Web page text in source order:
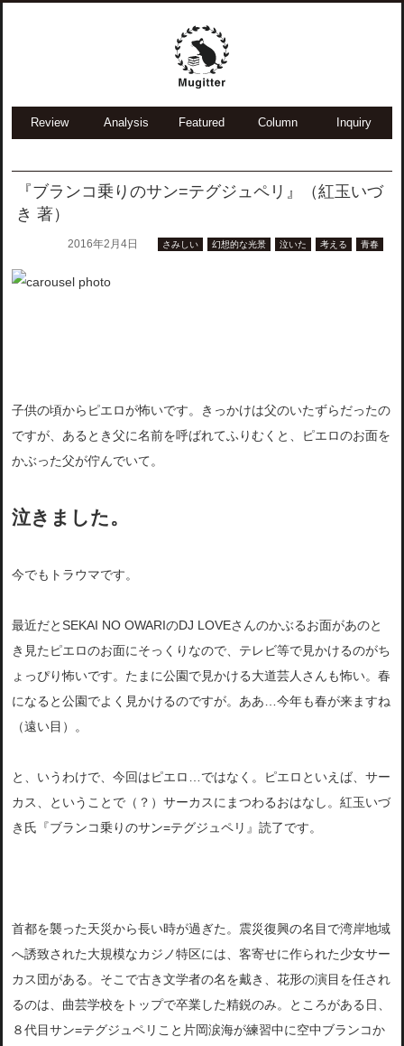
Review Analysis Featured Column Inquiry
『ブランコ乗りのサン=テグジュペリ』（紅玉いづ
き 著）
2016年2月4日 さみしい 幻想的な光景 泣いた 考える 青春
子供の頃からピエロが怖いです。きっかけは父のいたずらだったの
ですが、あるとき父に名前を呼ばれてふりむくと、ピエロのお面を
かぶった父が佇んでいて。
泣きました。
今でもトラウマです。
最近だとSEKAI NO OWARIのDJ LOVEさんのかぶるお面があのと
き見たピエロのお面にそっくりなので、テレビ等で見かけるのがち
ょっぴり怖いです。たまに公園で見かける大道芸人さんも怖い。春
になると公園でよく見かけるのですが。ああ…今年も春が来ますね
（遠い目）。
と、いうわけで、今回はピエロ…ではなく。ピエロといえば、サー
カス、ということで（？）サーカスにまつわるおはなし。紅玉いづ
き氏『ブランコ乗りのサン=テグジュペリ』読了です。
首都を襲った天災から長い時が過ぎた。震災復興の名目で湾岸地域
へ誘致された大規模なカジノ特区には、客寄せに作られた少女サー
カス団がある。そこで古き文学者の名を戴き、花形の演目を任され
るのは、曲芸学校をトップで卒業した精鋭のみ。ところがある日、
８代目サン=テグジュペリこと片岡涙海が練習中に空中ブランコか